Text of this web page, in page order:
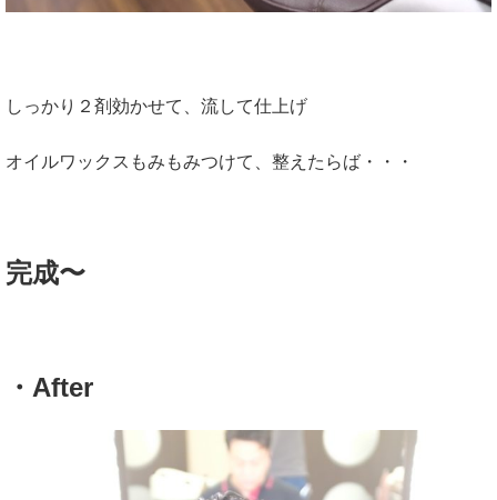
しっかり２剤効かせて、流して仕上げ
オイルワックスもみもみつけて、整えたらば・・・
完成〜
・After